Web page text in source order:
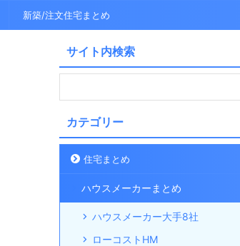
新築/注文住宅まとめ
サイト内検索
カテゴリー
住宅まとめ
ハウスメーカーまとめ
ハウスメーカー大手8社
ローコストHM